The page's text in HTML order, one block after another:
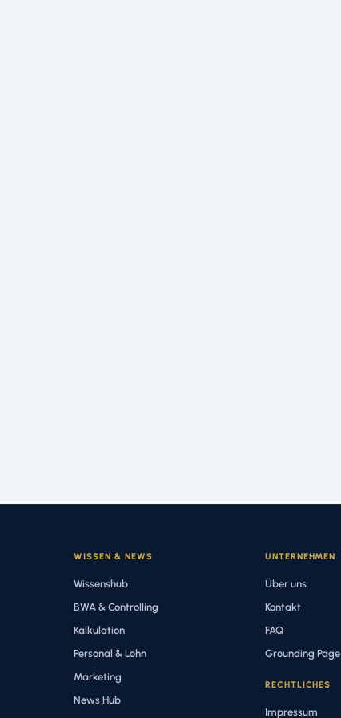
WISSEN & NEWS
Wissenshub
BWA & Controlling
Kalkulation
Personal & Lohn
Marketing
News Hub
UNTERNEHMEN
Über uns
Kontakt
FAQ
Grounding Page
RECHTLICHES
Impressum